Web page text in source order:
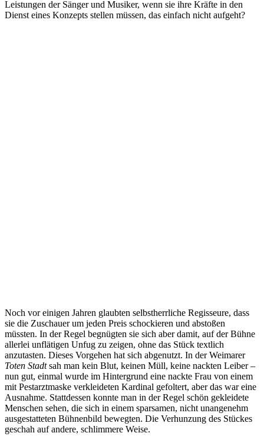
Leistungen der Sänger und Musiker, wenn sie ihre Kräfte in den
Dienst eines Konzepts stellen müssen, das einfach nicht aufgeht?
Noch vor einigen Jahren glaubten selbstherrliche Regisseure, dass
sie die Zuschauer um jeden Preis schockieren und abstoßen
müssten. In der Regel begnügten sie sich aber damit, auf der Bühne
allerlei unflätigen Unfug zu zeigen, ohne das Stück textlich
anzutasten. Dieses Vorgehen hat sich abgenutzt. In der Weimarer
Toten Stadtsah man kein Blut, keinen Müll, keine nackten Leiber –
nun gut, einmal wurde im Hintergrund eine nackte Frau von einem
mit Pestarztmaske verkleideten Kardinal gefoltert, aber das war eine
Ausnahme. Stattdessen konnte man in der Regel schön gekleidete
Menschen sehen, die sich in einem sparsamen, nicht unangenehm
ausgestatteten Bühnenbild bewegten. Die Verhunzung des Stückes
geschah auf andere, schlimmere Weise.